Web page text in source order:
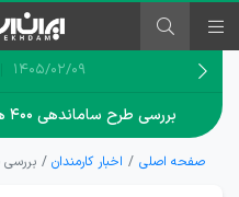
۱۴۰۵/۰۲/۰۹
بررسی طرح ساماندهی ۴۰۰ هزار نیروی شرکتی در سال ۱۴۰۵
صفحه اصلی اخبار کارمندان بررسی طرح